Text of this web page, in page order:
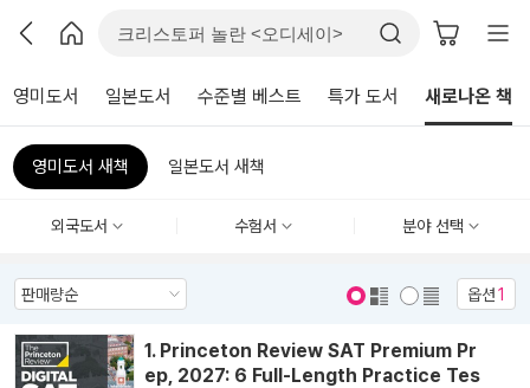
영미도서 일본도서 수준별 베스트 특가 도서 새로나온 책
영미도서 새책 일본도서 새책
외국도서 수험서 분야 선택
옵션1
1. Princeton Review SAT Premium Pr
ep, 2027: 6 Full-Length Practice Tes